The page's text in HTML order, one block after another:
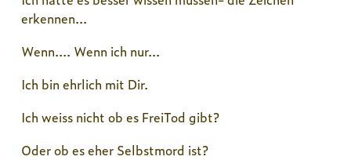
erkennen...
Wenn.... Wenn ich nur...
Ich bin ehrlich mit Dir.
Ich weiss nicht ob es FreiTod gibt?
Oder ob es eher Selbstmord ist?